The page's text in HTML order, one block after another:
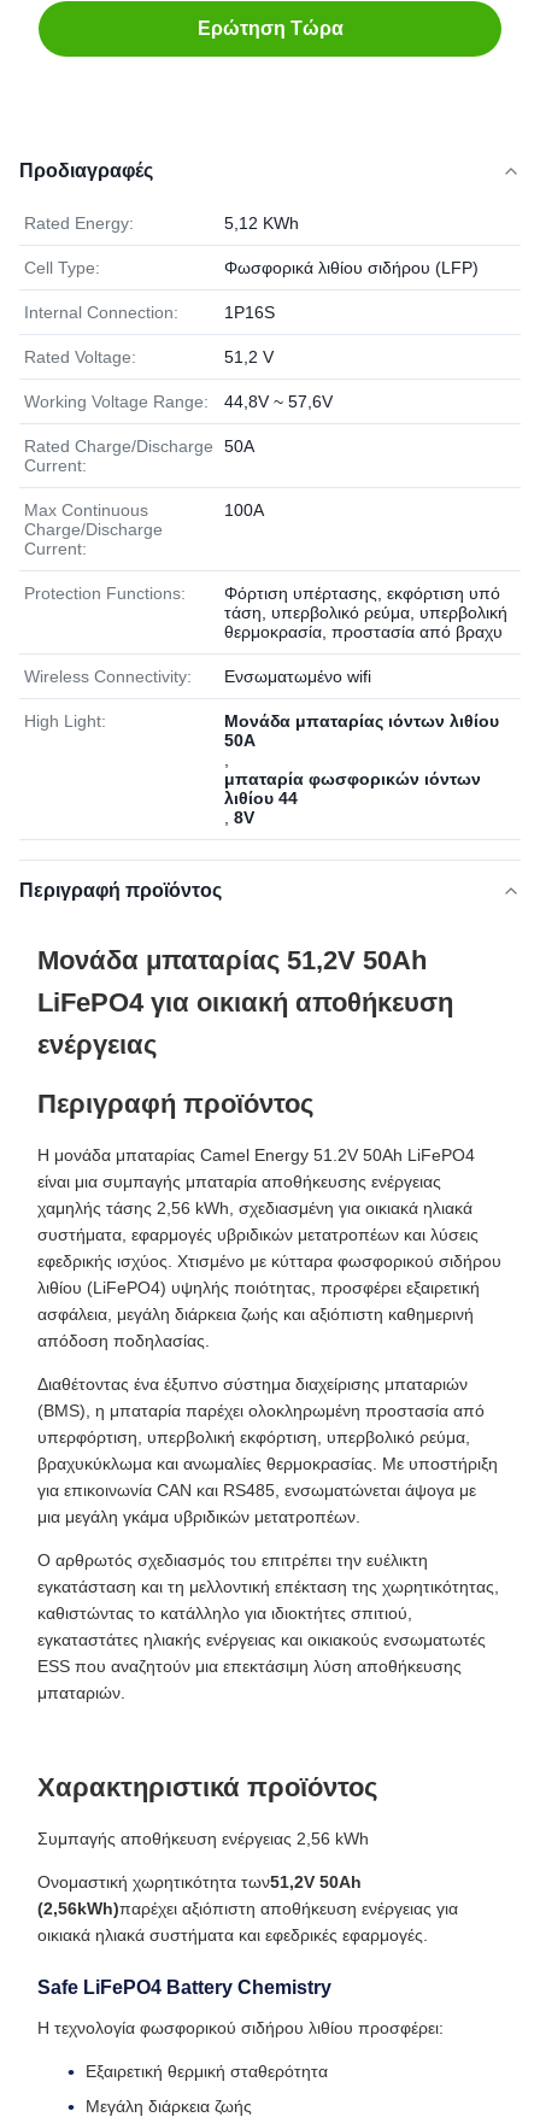
Ερώτηση Τώρα
Προδιαγραφές
Rated Energy: 5,12 KWh
Cell Type: Φωσφορικά λιθίου σιδήρου (LFP)
Internal Connection: 1P16S
Rated Voltage: 51,2 V
Working Voltage Range: 44,8V ~ 57,6V
Rated Charge/Discharge
Current:
50Α
Max Continuous
Charge/Discharge
Current:
100Α
Protection Functions:
Φόρτιση υπέρτασης, εκφόρτιση υπό
τάση, υπερβολικό ρεύμα, υπερβολική
θερμοκρασία, προστασία από βραχυ
Wireless Connectivity: Ενσωματωμένο wifi
High Light:
Μονάδα μπαταρίας ιόντων λιθίου
50A
μπαταρία φωσφορικών ιόντων
λιθίου 44
8V
Περιγραφή προϊόντος
Μονάδα μπαταρίας 51,2V 50Ah
LiFePO4 για οικιακή αποθήκευση
ενέργειας
Περιγραφή προϊόντος
Η μονάδα μπαταρίας Camel Energy 51.2V 50Ah LiFePO4
είναι μια συμπαγής μπαταρία αποθήκευσης ενέργειας
χαμηλής τάσης 2,56 kWh, σχεδιασμένη για οικιακά ηλιακά
συστήματα, εφαρμογές υβριδικών μετατροπέων και λύσεις
εφεδρικής ισχύος. Χτισμένο με κύτταρα φωσφορικού σιδήρου
λιθίου (LiFePO4) υψηλής ποιότητας, προσφέρει εξαιρετική
ασφάλεια, μεγάλη διάρκεια ζωής και αξιόπιστη καθημερινή
απόδοση ποδηλασίας.
Διαθέτοντας ένα έξυπνο σύστημα διαχείρισης μπαταριών
(BMS), η μπαταρία παρέχει ολοκληρωμένη προστασία από
υπερφόρτιση, υπερβολική εκφόρτιση, υπερβολικό ρεύμα,
βραχυκύκλωμα και ανωμαλίες θερμοκρασίας. Με υποστήριξη
για επικοινωνία CAN και RS485, ενσωματώνεται άψογα με
μια μεγάλη γκάμα υβριδικών μετατροπέων.
Ο αρθρωτός σχεδιασμός του επιτρέπει την ευέλικτη
εγκατάσταση και τη μελλοντική επέκταση της χωρητικότητας,
καθιστώντας το κατάλληλο για ιδιοκτήτες σπιτιού,
εγκαταστάτες ηλιακής ενέργειας και οικιακούς ενσωματωτές
ESS που αναζητούν μια επεκτάσιμη λύση αποθήκευσης
μπαταριών.
Χαρακτηριστικά προϊόντος
Συμπαγής αποθήκευση ενέργειας 2,56 kWh
Ονομαστική χωρητικότητα των51,2V 50Ah
(2,56kWh)παρέχει αξιόπιστη αποθήκευση ενέργειας για
οικιακά ηλιακά συστήματα και εφεδρικές εφαρμογές.
Safe LiFePO4 Battery Chemistry
Η τεχνολογία φωσφορικού σιδήρου λιθίου προσφέρει:
Εξαιρετική θερμική σταθερότητα
Μεγάλη διάρκεια ζωής